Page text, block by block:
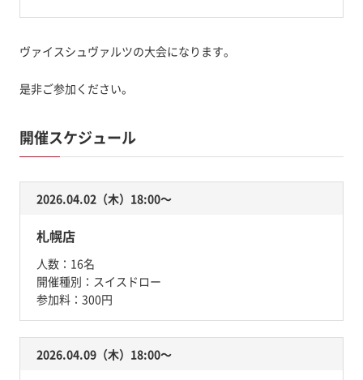
ヴァイスシュヴァルツの大会になります。
是非ご参加ください。
開催スケジュール
2026.04.02（木）18:00〜
札幌店
人数： 16名
開催種別： スイスドロー
参加料： 300円
2026.04.09（木）18:00〜